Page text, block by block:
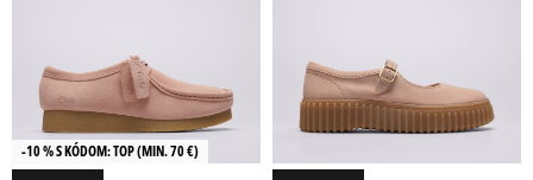
-10 % S KÓDOM: TOP (MIN. 70 €)